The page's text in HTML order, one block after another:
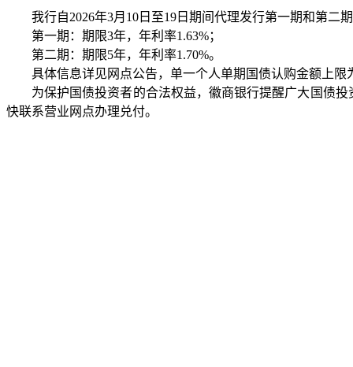
我行自2026年3月10日至19日期间代理发行第一期和第
第一期：期限3年，年利率1.63%；
第二期：期限5年，年利率1.70%。
具体信息详见网点公告，单一个人单期国债认购金额上限
为保护国债投资者的合法权益，徽商银行提醒广大国债
快联系营业网点办理兑付。